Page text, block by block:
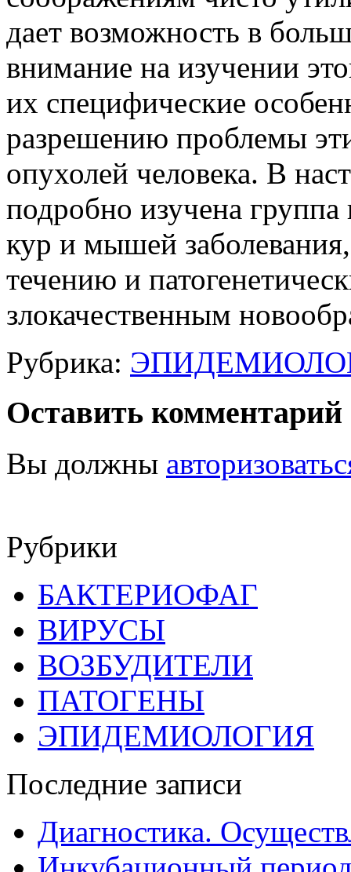
дает возможность в
внимание на изучении
их специфические
разрешению проблемы
опухолей человека. В
подробно изучена
кур и мышей
течению и
злокачественным
Рубрика:
Оставить комментарий
Вы должны
Рубрики
БАКТЕРИОФАГ
ВИРУСЫ
ВОЗБУДИТЕЛИ
ПАТОГЕНЫ
ЭПИДЕМИОЛОГИЯ
Последние записи
Диагностика.